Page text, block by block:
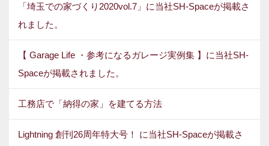
「埼玉での家づくり2020vol.7」に当社SH-Spaceが掲載さ
れました。
【 Garage Life ・参考になるガレージ実例集 】に当社SH-
Spaceが掲載されました。
工務店で「納得の家」を建てる方法
Lightning 創刊26周年特大号！ に当社SH-Spaceが掲載さ